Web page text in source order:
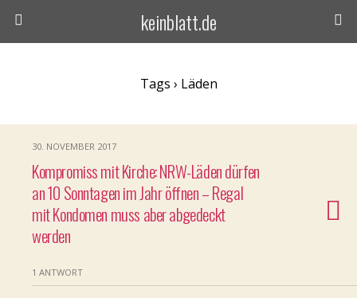
keinblatt.de
Tags › Läden
30. NOVEMBER 2017
Kompromiss mit Kirche: NRW-Läden dürfen
an 10 Sonntagen im Jahr öffnen – Regal
mit Kondomen muss aber abgedeckt
werden
1 ANTWORT